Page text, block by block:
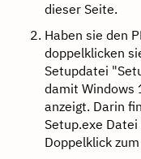
dieser Seite.
Haben sie den
doppelklicken
Setupdatei
damit Windows
anzeigt. Darin
Setup.exe
Doppelklick